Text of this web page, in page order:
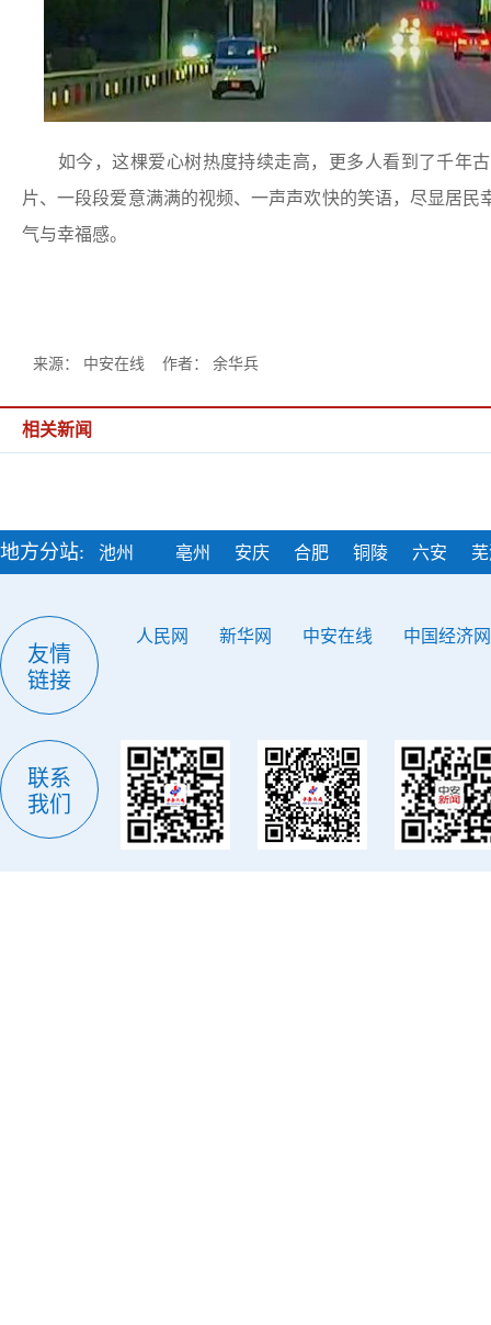
如今，这棵爱心树热度持续走高，更多人看到了千年古
片、一段段爱意满满的视频、一声声欢快的笑语，尽显居
气与幸福感。
来源： 中安在线 作者： 余华兵
相关新闻
地方分站: 池州 亳州 安庆 合肥 铜陵 六安
友情
链接
人民网 新华网 中安在线 中国经济网
联系
我们